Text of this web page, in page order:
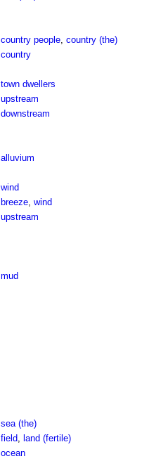
country people, country (the)
country
town dwellers
upstream
downstream
alluvium
wind
breeze, wind
upstream
mud
sea (the)
field, land (fertile)
ocean